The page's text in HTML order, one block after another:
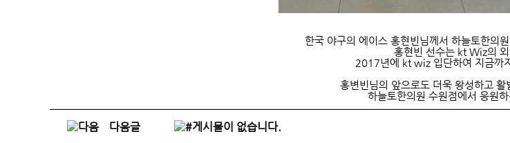
한국 야구의 에이스 홍현빈 님께서 하늘토한의
홍현빈 선수는 kt Wiz의
2017년에
kt wiz 입단하여 지금까
홍변빈 님의 앞으로도 더욱 왕성하고 활
하늘토한의원 수원점에서 응원
다음글 게시물이 없습니다.